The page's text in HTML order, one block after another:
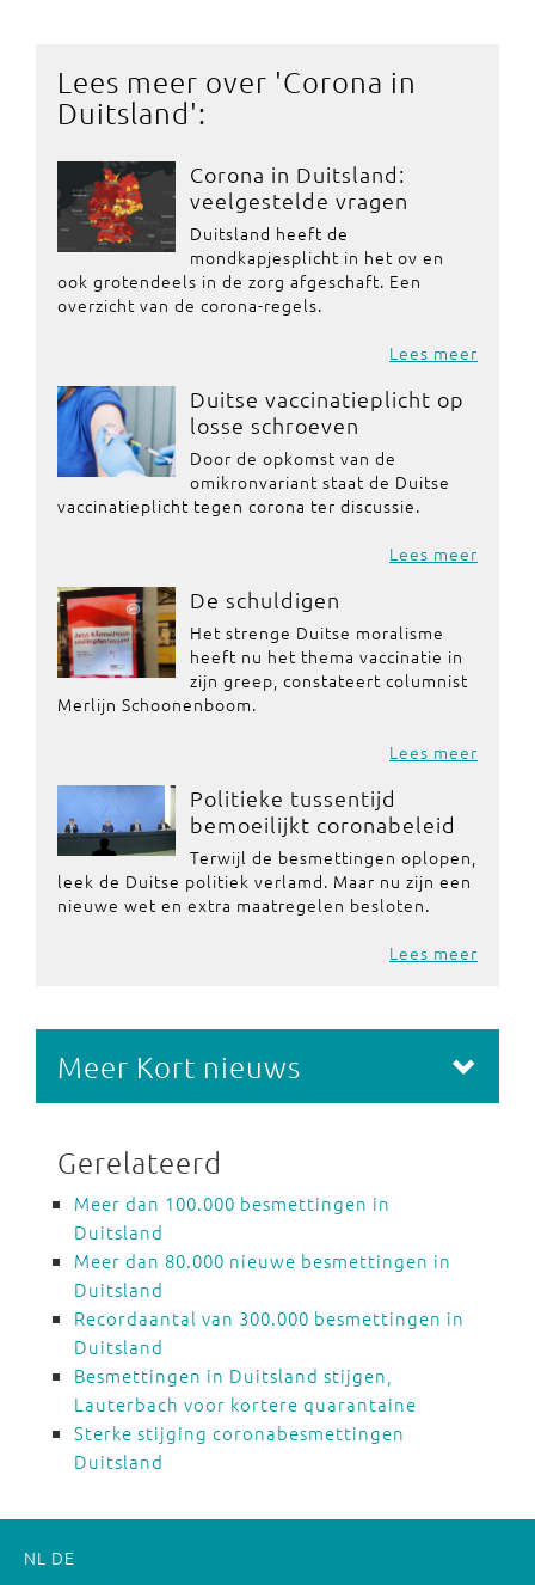
Lees meer over 'Corona in
Duitsland':
Corona in Duitsland:
veelgestelde vragen
Duitsland heeft de
mondkapjesplicht in het ov en
ook grotendeels in de zorg afgeschaft. Een
overzicht van de corona-regels.
Lees meer
Duitse vaccinatieplicht op
losse schroeven
Door de opkomst van de
omikronvariant staat de Duitse
vaccinatieplicht tegen corona ter discussie.
Lees meer
De schuldigen
Het strenge Duitse moralisme
heeft nu het thema vaccinatie in
zijn greep, constateert columnist
Merlijn Schoonenboom.
Lees meer
Politieke tussentijd
bemoeilijkt coronabeleid
Terwijl de besmettingen oplopen,
leek de Duitse politiek verlamd. Maar nu zijn een
nieuwe wet en extra maatregelen besloten.
Lees meer
Meer Kort nieuws
Gerelateerd
Meer dan 100.000 besmettingen in
Duitsland
Meer dan 80.000 nieuwe besmettingen in
Duitsland
Recordaantal van 300.000 besmettingen in
Duitsland
Besmettingen in Duitsland stijgen,
Lauterbach voor kortere quarantaine
Sterke stijging coronabesmettingen
Duitsland
NL DE